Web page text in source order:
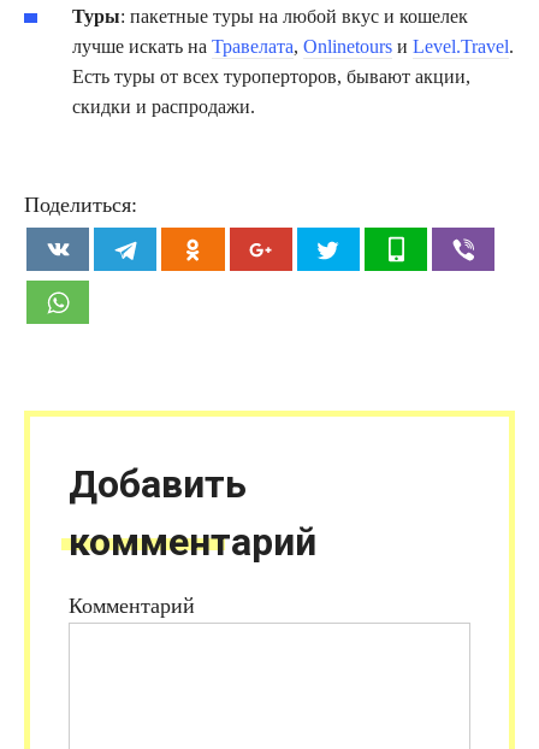
Туры: пакетные туры на любой вкус и кошелек
лучше искать на Травелата, Onlinetours и Level.Travel.
Есть туры от всех туроперторов, бывают акции,
скидки и распродажи.
Поделиться:
Добавить
комментарий
Комментарий